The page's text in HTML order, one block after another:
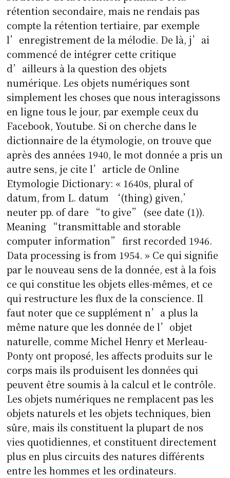
rétention secondaire, mais ne rendais pas
compte la rétention tertiaire, par exemple
l’enregistrement de la mélodie. De là, j’ai
commencé de intégrer cette critique
d’ailleurs à la question des objets
numérique. Les objets numériques sont
simplement les choses que nous interagissons
en ligne tous le jour, par exemple ceux du
Facebook, Youtube. Si on cherche dans le
dictionnaire de la étymologie, on trouve que
après des années 1940, le mot donnée a pris un
autre sens, je cite l’article de Online
Etymologie Dictionary: « 1640s, plural of
datum, from L. datum ‘(thing) given,’
neuter pp. of dare “to give” (see date (1)).
Meaning “transmittable and storable
computer information” first recorded 1946.
Data processing is from 1954. » Ce qui signifie
par le nouveau sens de la donnée, est à la fois
ce qui constitue les objets elles-mêmes, et ce
qui restructure les flux de la conscience. Il
faut noter que ce supplément n’a plus la
même nature que les donnée de l’objet
naturelle, comme Michel Henry et Merleau-
Ponty ont proposé, les affects produits sur le
corps mais ils produisent les données qui
peuvent être soumis à la calcul et le contrôle.
Les objets numériques ne remplacent pas les
objets naturels et les objets techniques, bien
sûre, mais ils constituent la plupart de nos
vies quotidiennes, et constituent directement
plus en plus circuits des natures différents
entre les hommes et les ordinateurs.